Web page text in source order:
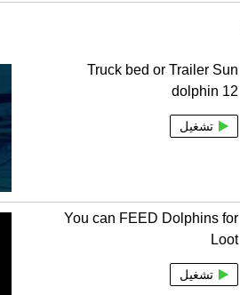
Truck bed or Trailer Sun
dolphin 12
تشغيل
You can FEED Dolphins for
Loot
تشغيل